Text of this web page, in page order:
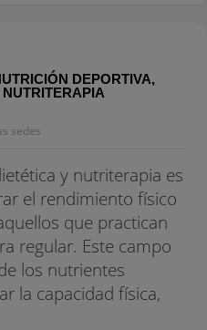
DEPORTIVA,
sedes
y nutriterapia es
el rendimiento físico
que practican
regular. Este campo
los nutrientes
la capacidad física,